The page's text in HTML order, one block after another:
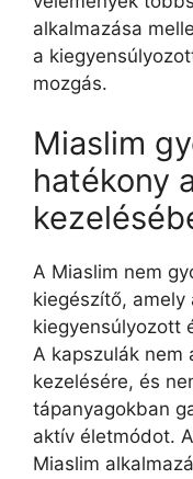
alkalmazása
a
mozgás.
Miaslim
hatékony
A Miaslim nem
kiegészítő, amely
kiegyensúlyozott
A kapszulák nem
kezelésére, és
tápanyagokban
aktív életmódot.
Miaslim